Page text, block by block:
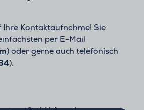
Kontaktaufnahme! Sie
per E-Mail
) oder gerne auch telefonisch
).